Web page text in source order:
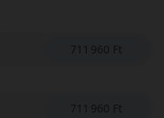
711 960 Ft
711 960 Ft